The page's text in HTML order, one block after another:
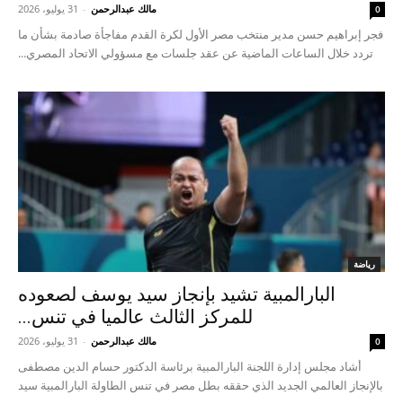
مالك عبدالرحمن - 31 يوليو، 2026 0
فجر إبراهيم حسن مدير منتخب مصر الأول لكرة القدم مفاجأة صادمة بشأن ما
تردد خلال الساعات الماضية عن عقد جلسات مع مسؤولي الاتحاد المصري...
رياضة
البارالمبية تشيد بإنجاز سيد يوسف لصعوده
للمركز الثالث عالميا في تنس...
مالك عبدالرحمن - 31 يوليو، 2026 0
أشاد مجلس إدارة اللجنة البارالمبية برئاسة الدكتور حسام الدين مصطفى
بالإنجاز العالمي الجديد الذي حققه بطل مصر في تنس الطاولة البارالمبية سيد